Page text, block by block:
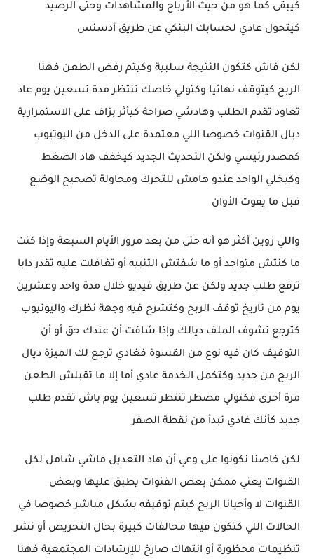
كيبقى كما هو من حيث الأرباح والمشاهدات وحتى الرصيد
كيتحول عادي لحسابك البنكي عن طريق أدسنس
لكن فاش كتكون النتيجة سلبية وكيتم رفض الطعن فهنا
الربح كيتوقف نهائيا وكتولي خاصك تنتظر مدة تسعين يوم عاد
تعاود تقدم الطلب وهادشي صراحة كيأثر بزاف على الاستمرارية
ديال القنوات خصوصا اللي معتمدة على الدخل من اليوتيوب
كمصدر رئيسي ولكن التحديث الجديد كيخفف هاد الضغط
وكيخلي الواحد عندو هامش للتحرك ومحاولة تصحيح الوضع
قبل ما يفوت الأوان
واللي زوين أكثر هو أنه حتى من بعد مرور الأيام السبعة وإذا كنت
ما كنتش متواجد أو ما شفتش التنبيه أو تغافلت عليه تقدر دابا
ترفع طلب جديد ولكن عن طريق فيديو خلال مدة واحد وعشرين
يوم من تاريخ توقف الربح وكتشرح فيه وجهة نظرك واليوتيوب
كترجع تشوف الملف ديالك وإذا شافت أن عندك حق أو أن
التوقيف كان فيه نوع من القسوة فغادي ترجع لك الميزة ديال
الربح من جديد وكتكمل الخدمة عادي أما إلا ما تقبلش الطعن
مرة أخرى فكتولي مضطر تنتظر تسعين يوم باش تقدم طلب
جديد كأنك غادي تبدأ من نقطة الصفر
لكن خاصنا نكونوا على وعي أن هاد التعديل ماشي شامل لكل
القنوات يعني ممكن بعض القنوات يطبق عليها وبعض
القنوات لا وأحيانا الربح كيتم توقيفه بشكل مباشر خصوصا في
الحالات اللي كتكون فيها مخالفات كبيرة بحال التحريض أو نشر
تنظيمات محظورة أو انتهاك صارخ للإرشادات المجتمعية فهنا